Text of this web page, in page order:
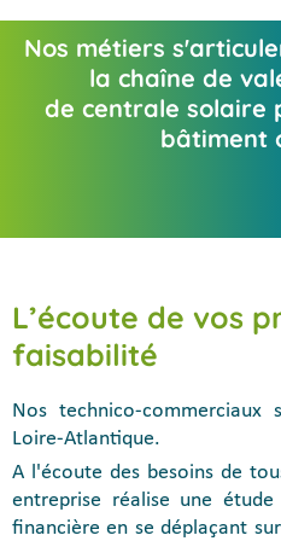
Nos métiers
la chaîne de
de centrale solaire
bâtiment
L’écoute de vos
faisabilité
Nos technico-
Loire-Atlantique.
A l'écoute des besoins de
entreprise réalise une
financière en se déplaçant